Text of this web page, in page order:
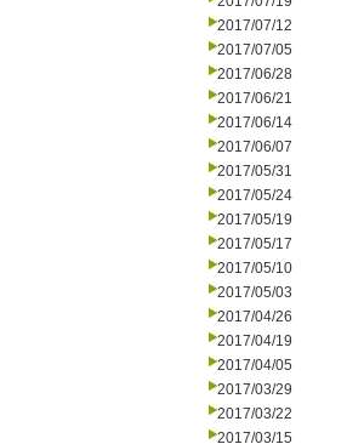
2017/07/12
2017/07/05
2017/06/28
2017/06/21
2017/06/14
2017/06/07
2017/05/31
2017/05/24
2017/05/19
2017/05/17
2017/05/10
2017/05/03
2017/04/26
2017/04/19
2017/04/05
2017/03/29
2017/03/22
2017/03/15